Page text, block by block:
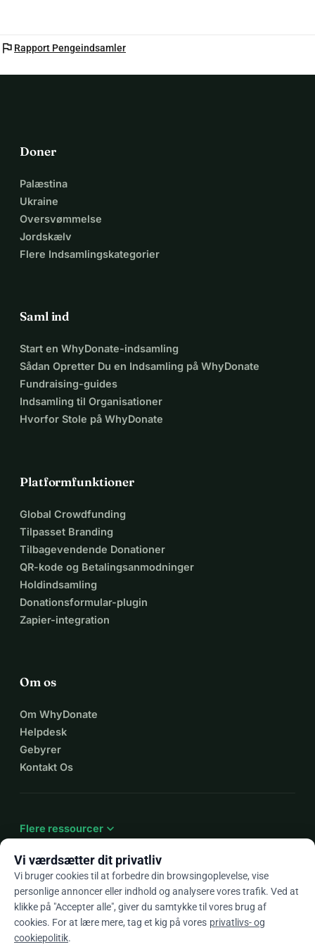
flag Rapport Pengeindsamler
Doner
Palæstina
Ukraine
Oversvømmelse
Jordskælv
Flere Indsamlingskategorier
Saml ind
Start en WhyDonate-indsamling
Sådan Opretter Du en Indsamling på WhyDonate
Fundraising-guides
Indsamling til Organisationer
Hvorfor Stole på WhyDonate
Platformfunktioner
Global Crowdfunding
Tilpasset Branding
Tilbagevendende Donationer
QR-kode og Betalingsanmodninger
Holdindsamling
Donationsformular-plugin
Zapier-integration
Om os
Om WhyDonate
Helpdesk
Gebyrer
Kontakt Os
Flere ressourcer expand_more
Daarrow_drop_down
★★★★★4,9 / 5 baseret på 500+ anmeldelser
Vi værdsætter dit privatliv
Vi bruger cookies til at forbedre din browsingoplevelse, vise
personlige annoncer eller indhold og analysere vores trafik. Ved at
klikke på "Accepter alle", giver du samtykke til vores brug af
cookies. For at lære mere, tag et kig på vores privatlivs- og
cookiepolitik.